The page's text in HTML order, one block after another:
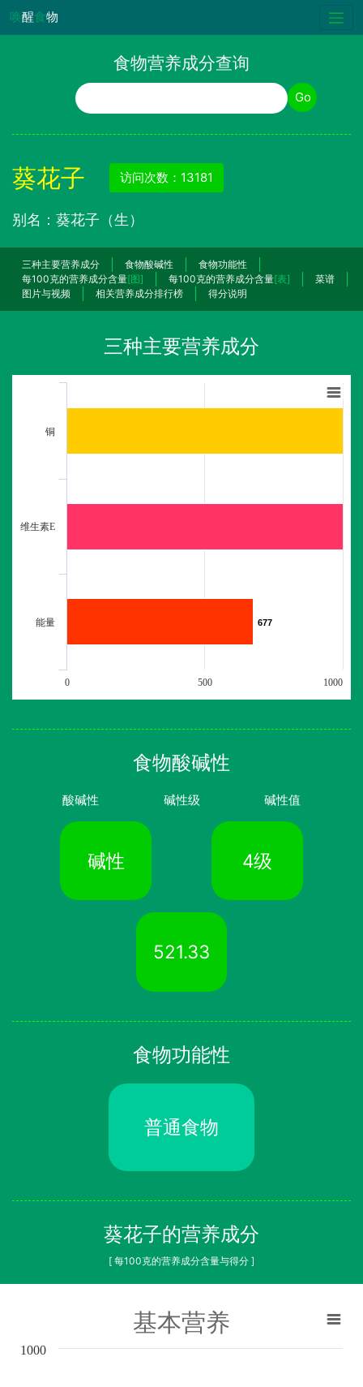
唤醒食物
食物营养成分查询
食物名称 Go
葵花子 访问次数：13181
别名：葵花子（生）
三种主要营养成分 食物酸碱性
食物功能性
每100克的营养成分含量[图] 每100克的营养成分含量[表]
菜谱
图片与视频
相关营养成分排行榜 得分说明
三种主要营养成分
677
677
铜
维生素E
能量
0 500 1000
食物酸碱性
酸碱性 碱性级 碱性值
碱性 4级
521.33
食物功能性
普通食物
葵花子的营养成分
[ 每100克的营养成分含量与得分 ]
基本营养
1000